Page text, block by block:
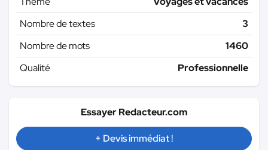
Nombre de textes
3
Nombre de mots
1460
Qualité
Professionnelle
Essayer Redacteur.com
+ Devis immédiat !